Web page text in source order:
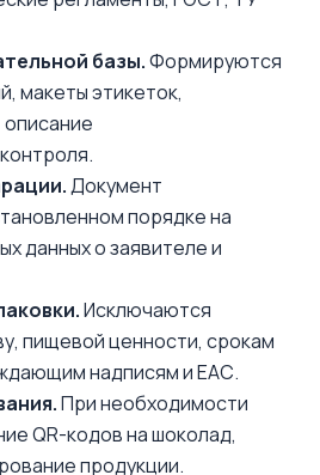
базы.Формируются
макеты этикеток,
Документ
порядке на
данных о заявителе и
Исключаются
пищевой ценности, срокам
надписям и ЕАС.
При необходимости
QR-кодов на шоколад,
продукции.